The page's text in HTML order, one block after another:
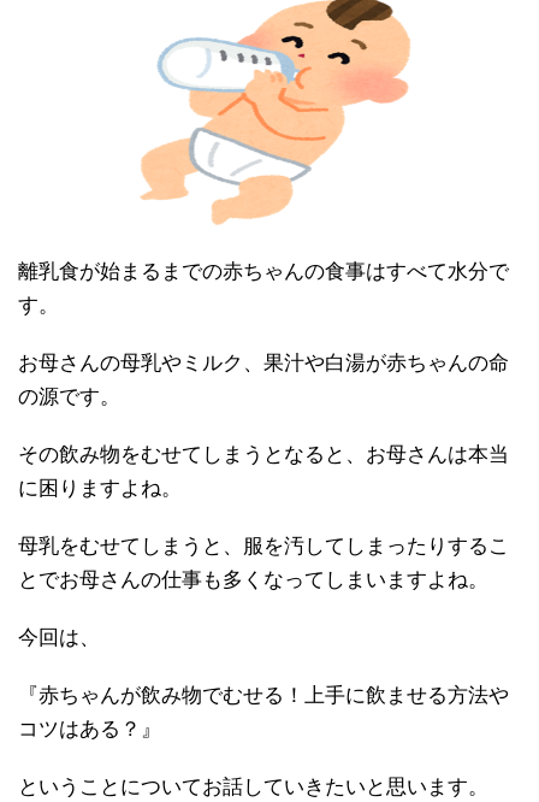
離乳食が始まるまでの赤ちゃんの食事はすべて水分で
す。
お母さんの母乳やミルク、果汁や白湯が赤ちゃんの命
の源です。
その飲み物をむせてしまうとなると、お母さんは本当
に困りますよね。
母乳をむせてしまうと、服を汚してしまったりするこ
とでお母さんの仕事も多くなってしまいますよね。
今回は、
『赤ちゃんが飲み物でむせる！上手に飲ませる方法や
コツはある？』
ということについてお話していきたいと思います。